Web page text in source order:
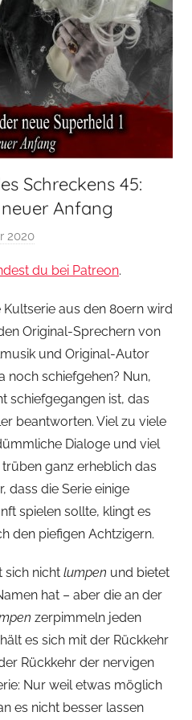
Schreckens 45:
Anfang
2020
n
e
r
s
p
i
e
l
k
a
m
e
r
du bei Patreon.
Kultserie aus den 80ern wird
Original-Sprechern von
und Original-Autor
noch schiefgehen? Nun,
schiefgegangen ist, das
beantworten. Viel zu viele
Dialoge und viel
ganz erheblich das
dass die Serie einige
spielen sollte, klingt es
den piefigen Achtzigern.
sich nicht lumpen und bietet
hat – aber die an der
zerpimmeln jeden
es sich mit der Rückkehr
Rückkehr der nervigen
Nur weil etwas möglich
es nicht besser lassen